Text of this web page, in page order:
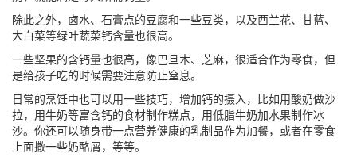
除此之外，卤水、石膏点的豆腐和一些豆类，以及西兰花、甘蓝、
大白菜等绿叶蔬菜钙含量也很高。
一些坚果的含钙量也很高，像巴旦木、芝麻，很适合作为零食，但
是给孩子吃的时候需要注意防止窒息。
日常的烹饪中也可以用一些技巧，增加钙的摄入，比如用酸奶做沙
拉，用牛奶等富含钙的食材制作糕点，用低脂牛奶加水果制作冰
沙。你还可以随身带一点营养健康的乳制品作为加餐，或者在零食
上面撒一些奶酪屑，等等。